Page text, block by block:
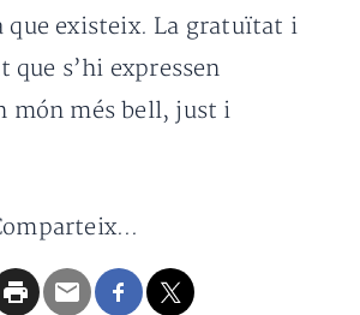
que existeix. La gratuïtat i
que s’hi expressen
món més bell, just i